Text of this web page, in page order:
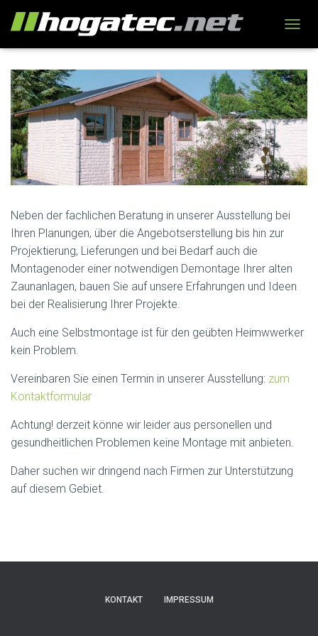
A
I
G
A
T
N
U
M
N
Neben der fachlichen Beratung in unserer Ausstellung bei
Ihren Planungen, über die Angebotserstellung bis hin zur
Projektierung, Lieferungen und bei Bedarf auch die
Montagenoder einer notwendigen Demontage Ihrer alten
Zaunanlagen, bauen Sie auf unsere Erfahrungen und Ideen
bei der Realisierung Ihrer Projekte.
Auch eine Selbstmontage ist für den geübten Heimwwerker
kein Problem.
Vereinbaren Sie einen Termin in unserer Ausstellung: zum
Kontaktformular
Achtung! derzeit könne wir leider aus personellen und
gesundheitlichen Problemen keine Montage mit anbieten.
Daher suchen wir dringend nach Firmen zur Unterstützung
auf diesem Gebiet.
KONTAKT IMPRESSUM